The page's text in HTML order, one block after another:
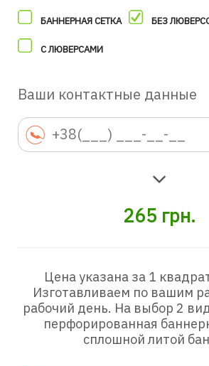
БАННЕРНАЯ СЕТКА БЕЗ
С ЛЮВЕРСАМИ
Ваши контактные данные
265 грн.
Цена указана за 1
Изготавливаем по вашим
рабочий день. На выбор 2
перфорированная
сплошной литой